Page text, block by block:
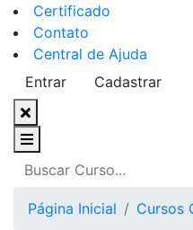
Certificado
Contato
Central de Ajuda
Entrar
Cadastrar
Página Inicial Cursos